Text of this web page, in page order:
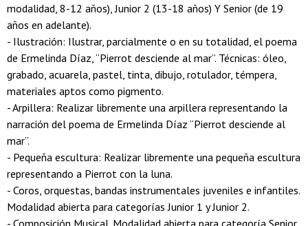
modalidad, 8-12 años), Junior 2 (13-18 años) Y Senior (de 19
años en adelante).
- Ilustración: Ilustrar, parcialmente o en su totalidad, el poema
de Ermelinda Díaz, “Pierrot desciende al mar”. Técnicas: óleo,
grabado, acuarela, pastel, tinta, dibujo, rotulador, témpera,
materiales aptos como pigmento.
- Arpillera: Realizar libremente una arpillera representando la
narración del poema de Ermelinda Díaz “Pierrot desciende al
mar”.
- Pequeña escultura: Realizar libremente una pequeña escultura
representando a Pierrot con la luna.
- Coros, orquestas, bandas instrumentales juveniles e infantiles.
Modalidad abierta para categorías Junior 1 y Junior 2.